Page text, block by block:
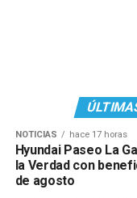
NOTICIAS hace 17 horas
Hyundai Paseo La
la Verdad con
de agosto